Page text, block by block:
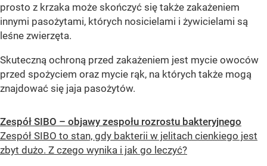
prosto z krzaka może skończyć się także zakażeniem
innymi pasożytami, których nosicielami i żywicielami są
leśne zwierzęta.
Skuteczną ochroną przed zakażeniem jest mycie owoców
przed spożyciem oraz mycie rąk, na których także mogą
znajdować się jaja pasożytów.
Zespół SIBO – objawy zespołu rozrostu bakteryjnego
Zespół SIBO to stan, gdy bakterii w jelitach cienkiego jest
zbyt dużo. Z czego wynika i jak go leczyć?